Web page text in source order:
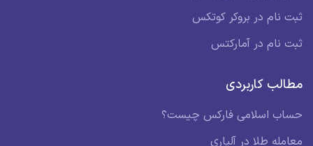
ثبت نام در بروکر کوتکس
ثبت نام در آمارکتس
مطالب کاربردی
حساب اسلامی فارکس چیست؟
معامله طلا در آلپاری